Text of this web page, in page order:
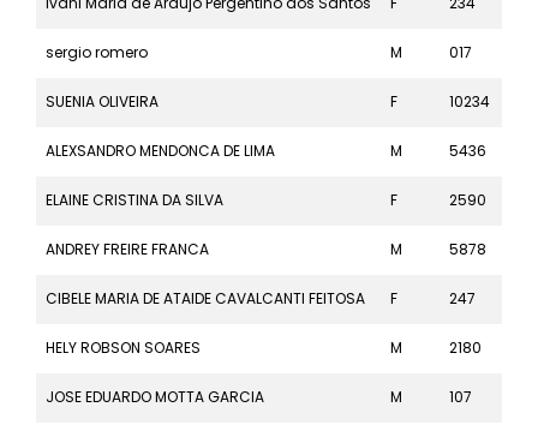
sergio romero M 017
SUENIA OLIVEIRA F 10234
ALEXSANDRO MENDONCA DE LIMA M 5436
ELAINE CRISTINA DA SILVA F 2590
ANDREY FREIRE FRANCA M 5878
CIBELE MARIA DE ATAIDE CAVALCANTI FEITOSA F 247
HELY ROBSON SOARES M 2180
JOSE EDUARDO MOTTA GARCIA M 107